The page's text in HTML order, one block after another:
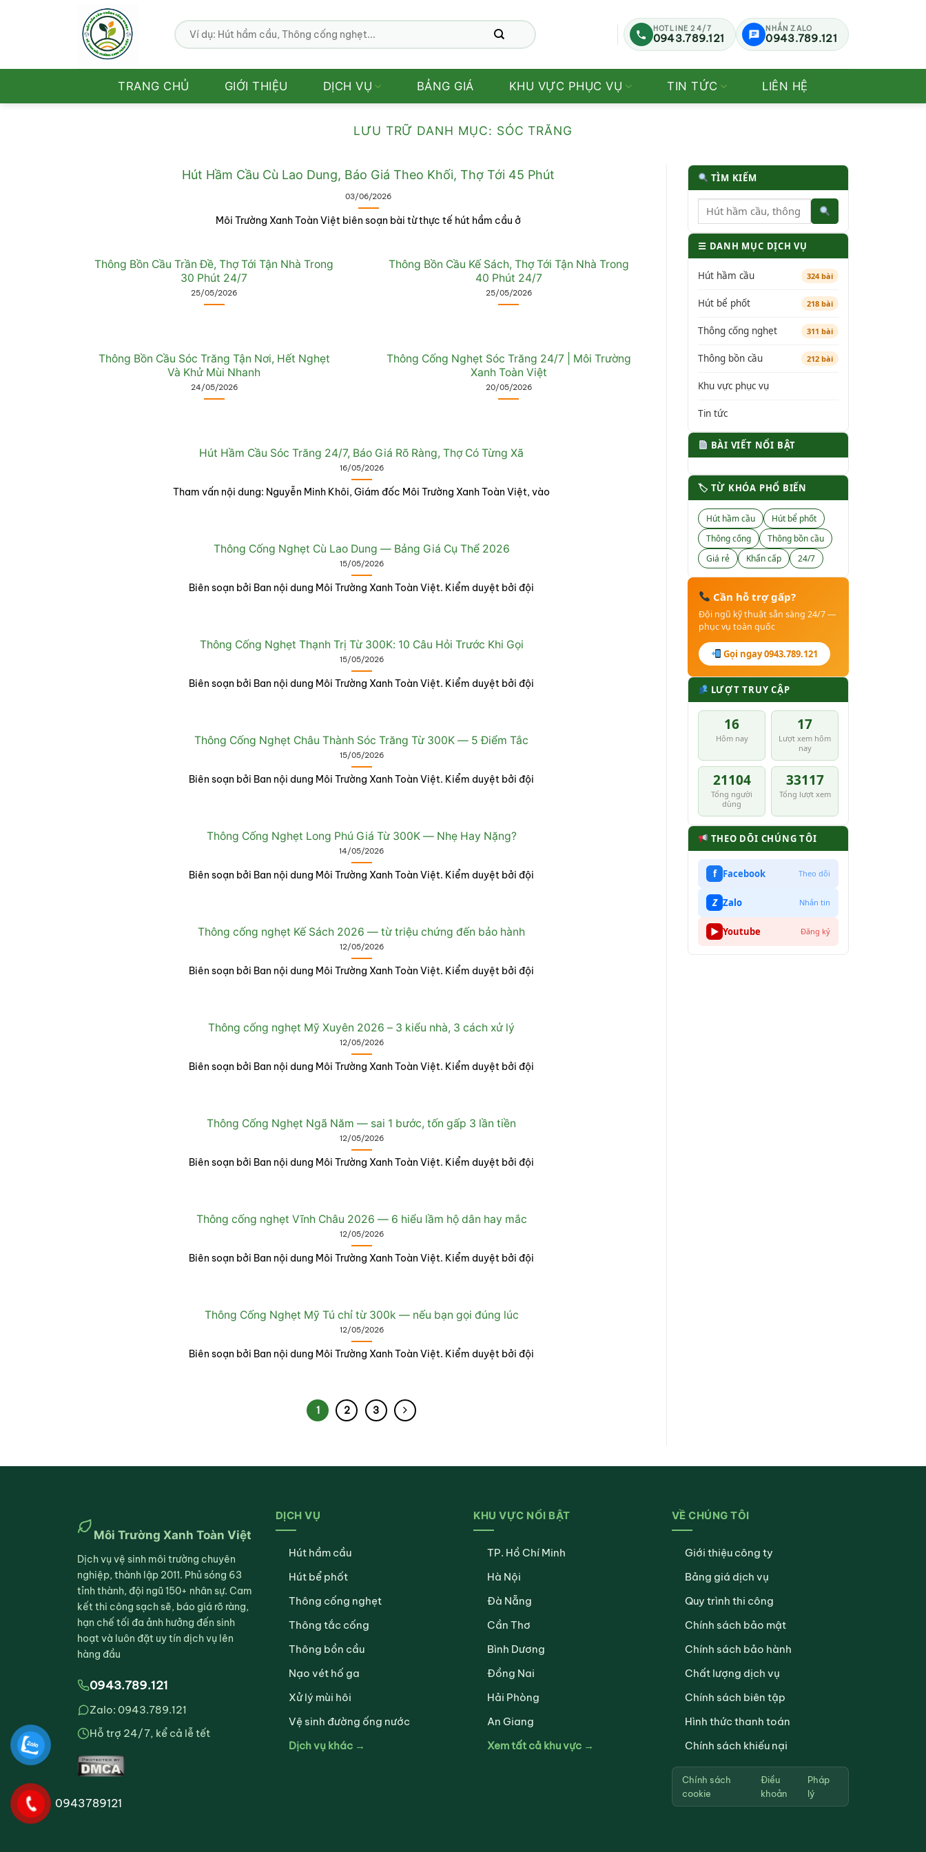
HOTLINE 24/7
0943.789.121
NHẮN ZALO
0943.789.121
TRANG CHỦ GIỚI THIỆU DỊCH VỤ BẢNG GIÁ KHU VỰC PHỤC VỤ TIN TỨC LIÊN HỆ
LƯU TRỮ DANH MỤC: SÓC TRĂNG
Hút Hầm Cầu Cù Lao Dung, Báo Giá Theo Khối, Thợ Tới 45 Phút
03/06/2026
Môi Trường Xanh Toàn Việt biên soạn bài từ thực tế hút hầm cầu ở
Thông Bồn Cầu Trần Đề, Thợ Tới Tận Nhà Trong
30 Phút 24/7
25/05/2026
Thông Bồn Cầu Kế Sách, Thợ Tới Tận Nhà Trong
40 Phút 24/7
25/05/2026
Thông Bồn Cầu Sóc Trăng Tận Nơi, Hết Nghẹt
Và Khử Mùi Nhanh
24/05/2026
Thông Cống Nghẹt Sóc Trăng 24/7 | Môi Trường
Xanh Toàn Việt
20/05/2026
Hút Hầm Cầu Sóc Trăng 24/7, Báo Giá Rõ Ràng, Thợ Có Từng Xã
16/05/2026
Tham vấn nội dung: Nguyễn Minh Khôi, Giám đốc Môi Trường Xanh Toàn Việt, vào
Thông Cống Nghẹt Cù Lao Dung — Bảng Giá Cụ Thể 2026
15/05/2026
Biên soạn bởi Ban nội dung Môi Trường Xanh Toàn Việt. Kiểm duyệt bởi đội
Thông Cống Nghẹt Thạnh Trị Từ 300K: 10 Câu Hỏi Trước Khi Gọi
15/05/2026
Biên soạn bởi Ban nội dung Môi Trường Xanh Toàn Việt. Kiểm duyệt bởi đội
Thông Cống Nghẹt Châu Thành Sóc Trăng Từ 300K — 5 Điểm Tắc
15/05/2026
Biên soạn bởi Ban nội dung Môi Trường Xanh Toàn Việt. Kiểm duyệt bởi đội
Thông Cống Nghẹt Long Phú Giá Từ 300K — Nhẹ Hay Nặng?
14/05/2026
Biên soạn bởi Ban nội dung Môi Trường Xanh Toàn Việt. Kiểm duyệt bởi đội
Thông cống nghẹt Kế Sách 2026 — từ triệu chứng đến bảo hành
12/05/2026
Biên soạn bởi Ban nội dung Môi Trường Xanh Toàn Việt. Kiểm duyệt bởi đội
Thông cống nghẹt Mỹ Xuyên 2026 – 3 kiểu nhà, 3 cách xử lý
12/05/2026
Biên soạn bởi Ban nội dung Môi Trường Xanh Toàn Việt. Kiểm duyệt bởi đội
Thông Cống Nghẹt Ngã Năm — sai 1 bước, tốn gấp 3 lần tiền
12/05/2026
Biên soạn bởi Ban nội dung Môi Trường Xanh Toàn Việt. Kiểm duyệt bởi đội
Thông cống nghẹt Vĩnh Châu 2026 — 6 hiểu lầm hộ dân hay mắc
12/05/2026
Biên soạn bởi Ban nội dung Môi Trường Xanh Toàn Việt. Kiểm duyệt bởi đội
Thông Cống Nghẹt Mỹ Tú chỉ từ 300k — nếu bạn gọi đúng lúc
12/05/2026
Biên soạn bởi Ban nội dung Môi Trường Xanh Toàn Việt. Kiểm duyệt bởi đội
1 2 3
TÌM KIẾM
☰ DANH MỤC DỊCH VỤ
Hút hầm cầu 324 bài
Hút bể phốt 218 bài
Thông cống nghẹt 311 bài
Thông bồn cầu 212 bài
Khu vực phục vụ
Tin tức
BÀI VIẾT NỔI BẬT
🏷 TỪ KHÓA PHỔ BIẾN
Hút hầm cầu
Hút bể phốt
Thông cống
Thông bồn cầu
Giá rẻ
Khẩn cấp 24/7
Cần hỗ trợ gấp?
Đội ngũ kỹ thuật sẵn sàng 24/7 —
phục vụ toàn quốc
Gọi ngay 0943.789.121
LƯỢT TRUY CẬP
16
Hôm nay
17
Lượt xem hôm
nay
21104
Tổng người
dùng
33117
Tổng lượt xem
THEO DÕI CHÚNG TÔI
f Facebook Theo dõi
Z Zalo Nhắn tin
▶ Youtube Đăng ký
Môi Trường Xanh Toàn Việt
Dịch vụ vệ sinh môi trường chuyên
nghiệp, thành lập 2011. Phủ sóng 63
tỉnh thành, đội ngũ 150+ nhân sự. Cam
kết thi công sạch sẽ, báo giá rõ ràng,
hạn chế tối đa ảnh hưởng đến sinh
hoạt và luôn đặt uy tín dịch vụ lên
hàng đầu
0943.789.121
Zalo: 0943.789.121
Hỗ trợ 24/7, kể cả lễ tết
DỊCH VỤ
Hút hầm cầu
Hút bể phốt
Thông cống nghẹt
Thông tắc cống
Thông bồn cầu
Nạo vét hố ga
Xử lý mùi hôi
Vệ sinh đường ống nước
Dịch vụ khác →
KHU VỰC NỔI BẬT
TP. Hồ Chí Minh
Hà Nội
Đà Nẵng
Cần Thơ
Bình Dương
Đồng Nai
Hải Phòng
An Giang
Xem tất cả khu vực →
VỀ CHÚNG TÔI
Giới thiệu công ty
Bảng giá dịch vụ
Quy trình thi công
Chính sách bảo mật
Chính sách bảo hành
Chất lượng dịch vụ
Chính sách biên tập
Hình thức thanh toán
Chính sách khiếu nại
Chính sách
cookie
Điều
khoản
Pháp
lý
0943789121